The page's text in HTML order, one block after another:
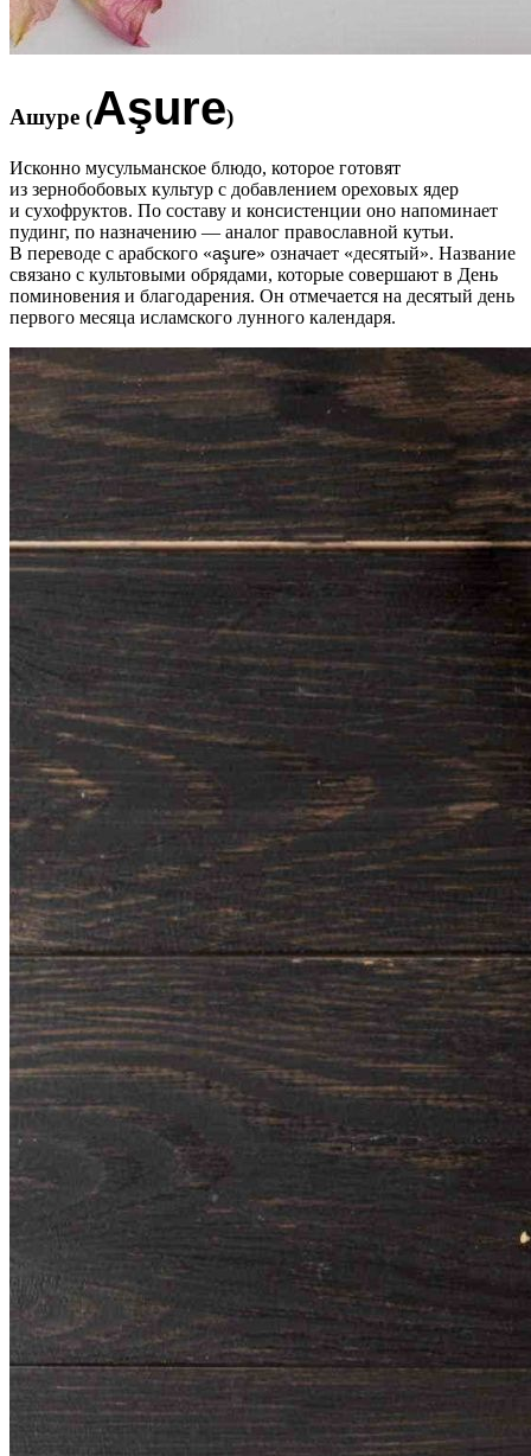
Ашуре (Aşure)
Исконно мусульманское блюдо, которое готовят
из зернобобовых культур с добавлением ореховых ядер
и сухофруктов. По составу и консистенции оно напоминает
пудинг, по назначению — аналог православной кутьи.
В переводе с арабского «aşure» означает «десятый». Название
связано с культовыми обрядами, которые совершают в День
поминовения и благодарения. Он отмечается на десятый день
первого месяца исламского лунного календаря.